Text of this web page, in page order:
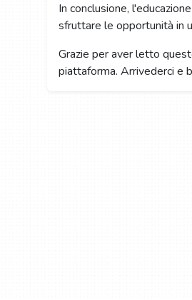
In conclusione,
sfruttare le opportunità in
Grazie per aver letto
piattaforma. Arrivederci e